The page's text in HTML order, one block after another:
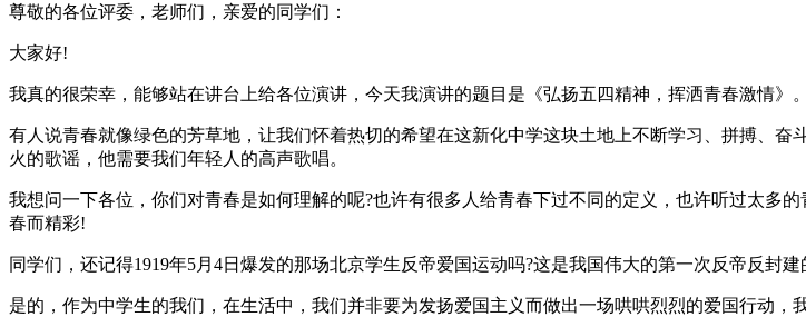
尊敬的各位评委，老师们，亲爱的同学们：
大家好!
我真的很荣幸，能够站在讲台上给各位演讲，今天我演讲的题目是《弘扬五四精神，挥洒青春激情》。
有人说青春就像绿色的芳草地，让我们怀着热切的希望在这新化中学这块土地上不断学习、拼搏、
火的歌谣，他需要我们年轻人的高声歌唱。
我想问一下各位，你们对青春是如何理解的呢?也许有很多人给青春下过不同的定义，也许听过太多
春而精彩!
同学们，还记得1919年5月4日爆发的那场北京学生反帝爱国运动吗?这是我国伟大的第一次反帝反封
是的，作为中学生的我们，在生活中，我们并非要为发扬爱国主义而做出一场哄哄烈烈的爱国行动